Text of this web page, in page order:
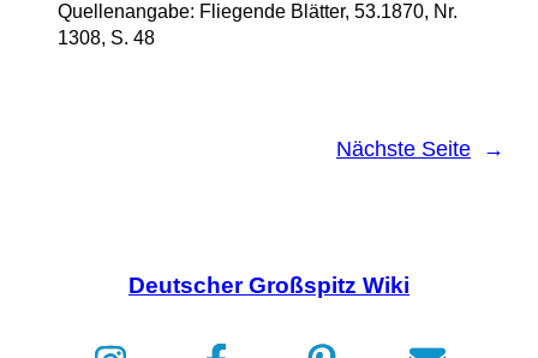
Quellenangabe: Fliegende Blätter, 53.1870, Nr.
1308, S. 48
Nächste Seite →
Deutscher Großspitz Wiki